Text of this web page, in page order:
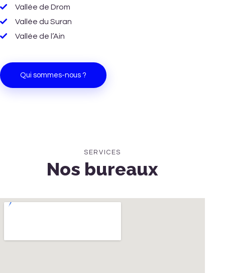
Vallée de Drom
Vallée du Suran
Vallée de l’Ain
Qui sommes-nous ?
SERVICES
Nos bureaux